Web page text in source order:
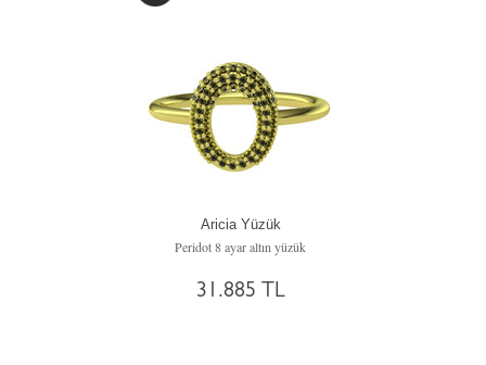
Aricia Yüzük
Peridot 8 ayar altın yüzük
31.885 TL